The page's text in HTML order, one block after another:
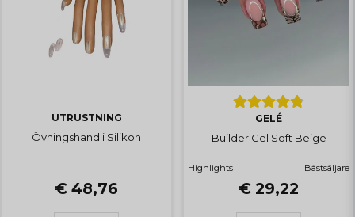
UTRUSTNING
Övningshand i Silikon
€ 48,76
GELÉ
Builder Gel Soft Beige
Highlights Bästsäljare
€ 29,22